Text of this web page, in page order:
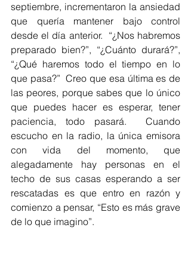
septiembre, incrementaron la ansiedad
que quería mantener bajo control
desde el día anterior.  “¿Nos habremos
preparado bien?”, “¿Cuánto durará?”,
“¿Qué haremos todo el tiempo en lo
que pasa?”  Creo que esa última es de
las peores, porque sabes que lo único
que puedes hacer es esperar, tener
paciencia, todo pasará.  Cuando
escucho en la radio, la única emisora
con vida del momento, que
alegadamente hay personas en el
techo de sus casas esperando a ser
rescatadas es que entro en razón y
comienzo a pensar, “Esto es más grave
de lo que imagino”.